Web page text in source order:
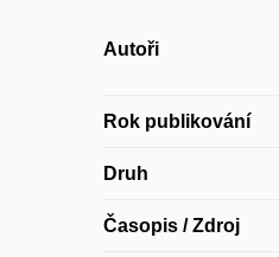
Autoři
Rok publikování
Druh
Časopis / Zdroj